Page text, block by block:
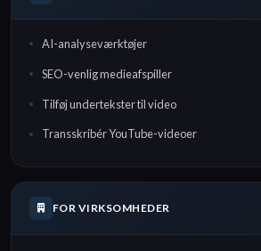
AI-analyseværktøjer
SEO-venlig medieafspiller
Tilføj undertekster til video
Transskribér YouTube-videoer
FOR VIRKSOMHEDER